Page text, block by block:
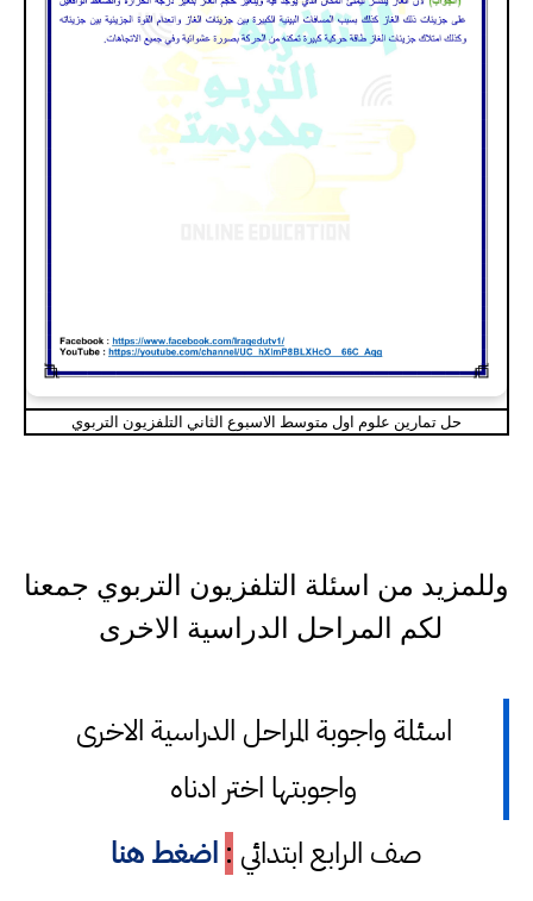
حل تمارين علوم اول متوسط الاسبوع الثاني التلفزيون التربوي
وللمزيد من اسئلة التلفزيون التربوي جمعنا
لكم المراحل الدراسية الاخرى
اسئلة واجوبة المراحل الدراسية الاخرى
واجوبتها اختر ادناه
صف الرابع ابتدائي : اضغط هنا